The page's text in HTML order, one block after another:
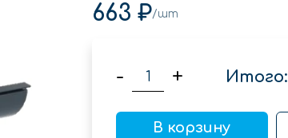
663 ₽/шт
- + Итого:
В корзину